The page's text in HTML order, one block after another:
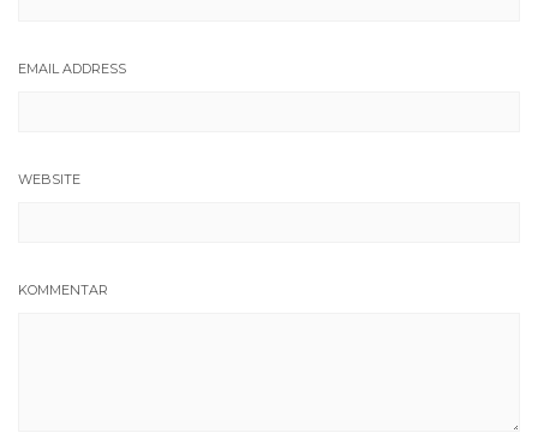
EMAIL ADDRESS
WEBSITE
KOMMENTAR